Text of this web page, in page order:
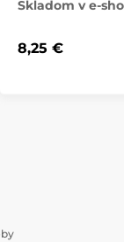
Skladom v e-
8,25 €